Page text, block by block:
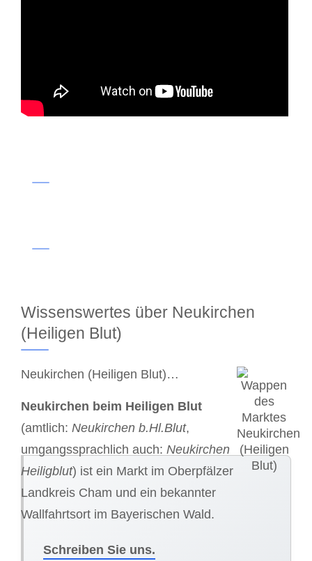
Wissenswertes über Neukirchen
(Heiligen Blut)
Neukirchen (Heiligen Blut)…
Neukirchen beim Heiligen Blut
(amtlich: Neukirchen b.Hl.Blut,
umgangssprachlich auch: Neukirchen
Heiligblut) ist ein Markt im Oberpfälzer
Landkreis Cham und ein bekannter
Wallfahrtsort im Bayerischen Wald.
Schreiben Sie uns.